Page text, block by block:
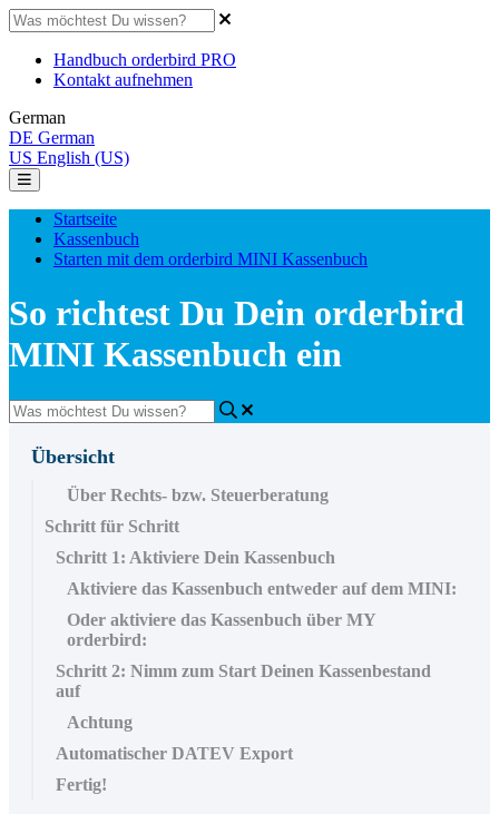
Handbuch orderbird PRO
Kontakt aufnehmen
German
DE German
US English (US)
Startseite
Kassenbuch
Starten mit dem orderbird MINI Kassenbuch
So richtest Du Dein orderbird
MINI Kassenbuch ein
Übersicht
Über Rechts- bzw. Steuerberatung
Schritt für Schritt
Schritt 1: Aktiviere Dein Kassenbuch
Aktiviere das Kassenbuch entweder auf dem MINI:
Oder aktiviere das Kassenbuch über MY
orderbird:
Schritt 2: Nimm zum Start Deinen Kassenbestand
auf
Achtung
Automatischer DATEV Export
Fertig!